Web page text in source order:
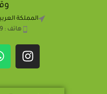
المملكة
هاتف : 0555345919